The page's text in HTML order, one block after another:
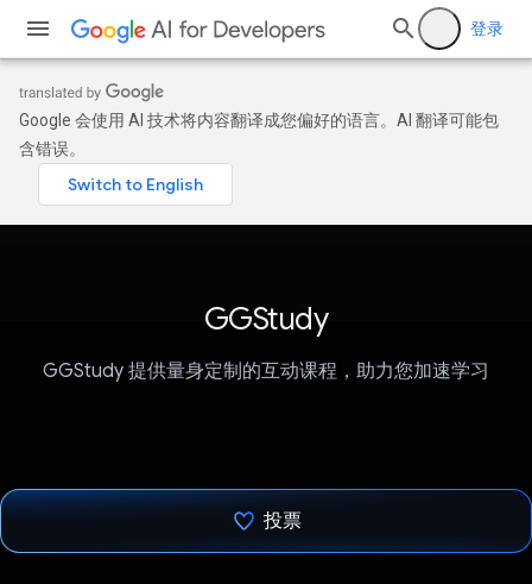
登录
Google 会使用 AI 技术将内容翻译成您偏好的语言。AI 翻译可能包
含错误。
GGStudy
GGStudy 提供量身定制的互动课程，助力您加速学习
投票